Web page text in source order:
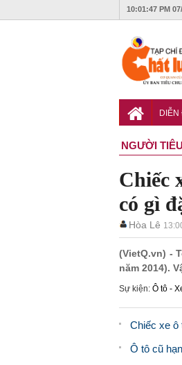
10:01:49 PM
NGƯỜI
Chiếc
có gì
Hòa Lê
(VietQ.vn) -
năm 2014).
Sự kiện: Ô tô -
Chiếc xe ô
Ô tô cũ